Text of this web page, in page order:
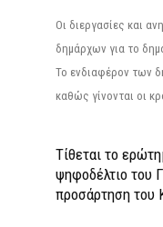
Οι διεργασίες και
δημάρχων για το
Το ενδιαφέρον των
καθώς γίνονται οι
Τίθεται το
ψηφοδέλτιο του
προσάρτηση του